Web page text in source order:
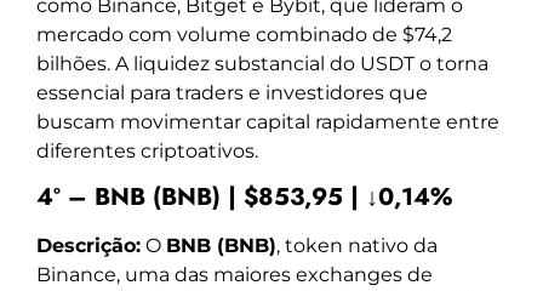
como Binance, Bitget e Bybit, que lideram o
mercado com volume combinado de $74,2
bilhões. A liquidez substancial do USDT o torna
essencial para traders e investidores que
buscam movimentar capital rapidamente entre
diferentes criptoativos.
4º – BNB (BNB) | $853,95 | ↓0,14%
Descrição: O BNB (BNB), token nativo da
Binance, uma das maiores exchanges de